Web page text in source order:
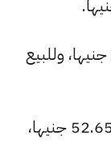
بنك مصر: سعر اليورو للشراء هو 52.95 جنيها، وللبيع
كريدي أجريكول: سعر اليورو للشراء هو 52.65 جنيها،